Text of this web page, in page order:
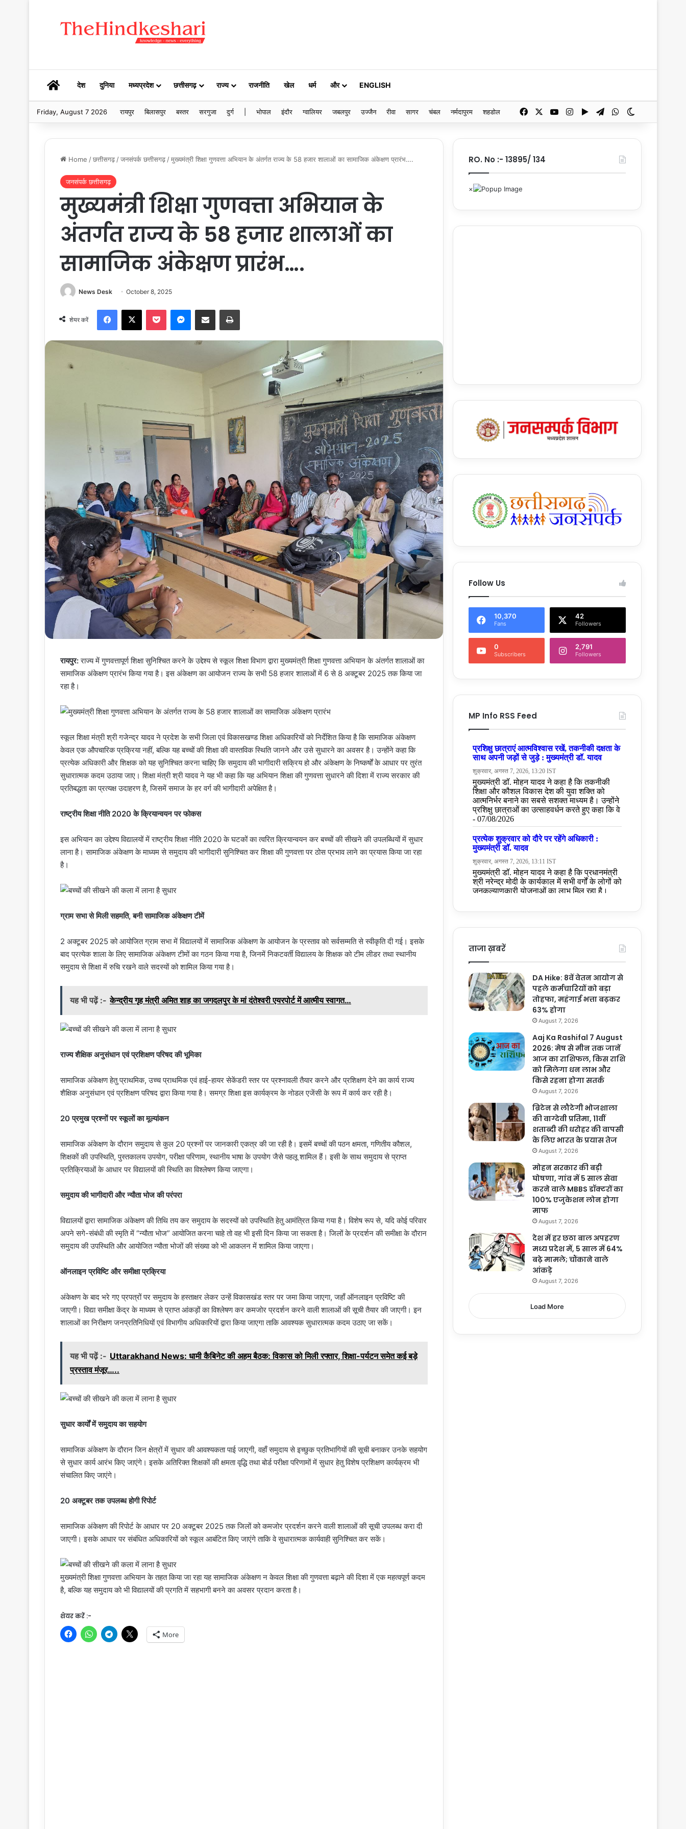
HOMEदेश दुनिया मध्यप्रदेश छत्तीसगढ़ राज्य राजनीति खेल धर्म और ENGLISH
Friday, August 7 2026 रायपुर बिलासपुर बस्तर सरगुजा दुर्ग भोपाल इंदौर ग्वालियर जबलपुर उज्जैन रीवा सागर चंबल नर्मदापुरम शहडोल Facebook YouTubeInstagram
Google Play
TelegramWhatsApp
Home /छत्तीसगढ़ /जनसंपर्क छत्तीसगढ़ /मुख्यमंत्री शिक्षा गुणवत्ता अभियान के अंतर्गत राज्य के 58 हजार शालाओं का सामाजिक अंकेक्षण प्रारंभ….
जनसंपर्क छत्तीसगढ़
मुख्यमंत्री शिक्षा गुणवत्ता अभियान के
अंतर्गत राज्य के 58 हजार शालाओं का
सामाजिक अंकेक्षण प्रारंभ….
News Desk October 8, 2025
शेयर करें
रायपुर:राज्य में गुणवत्तापूर्ण शिक्षा सुनिश्चित करने के उद्देश्य से स्कूल शिक्षा विभाग द्वारा मुख्यमंत्री शिक्षा गुणवत्ता अभियान के अंतर्गत शालाओं का
सामाजिक अंकेक्षण प्रारंभ किया गया है। इस अंकेक्षण का आयोजन राज्य के सभी 58 हजार शालाओं में 6 से 8 अक्टूबर 2025 तक किया जा
रहा है।
स्कूल शिक्षा मंत्री श्री गजेन्द्र यादव ने प्रदेश के सभी जिला एवं विकासखण्ड शिक्षा अधिकारियों को निर्देशित किया है कि सामाजिक अंकेक्षण
केवल एक औपचारिक प्रक्रिया नहीं, बल्कि यह बच्चों की शिक्षा की वास्तविक स्थिति जानने और उसे सुधारने का अवसर है। उन्होंने कहा कि
प्रत्येक अधिकारी और शिक्षक को यह सुनिश्चित करना चाहिए कि समुदाय की भागीदारी सक्रिय हो और अंकेक्षण के निष्कर्षों के आधार पर तुरंत
सुधारात्मक कदम उठाया जाए। शिक्षा मंत्री श्री यादव ने यह भी कहा कि यह अभियान शिक्षा की गुणवत्ता सुधारने की दिशा में राज्य सरकार की
प्रतिबद्धता का प्रत्यक्ष उदाहरण है, जिसमें समाज के हर वर्ग की भागीदारी अपेक्षित है।
राष्ट्रीय शिक्षा नीति 2020 के क्रियान्वयन पर फोकस
इस अभियान का उद्देश्य विद्यालयों में राष्ट्रीय शिक्षा नीति 2020 के घटकों का त्वरित क्रियान्वयन कर बच्चों की सीखने की उपलब्धियों में सुधार
लाना है। सामाजिक अंकेक्षण के माध्यम से समुदाय की भागीदारी सुनिश्चित कर शिक्षा की गुणवत्ता पर ठोस प्रभाव लाने का प्रयास किया जा रहा
है।
ग्राम सभा से मिली सहमति, बनी सामाजिक अंकेक्षण टीमें
2 अक्टूबर 2025 को आयोजित ग्राम सभा में विद्यालयों में सामाजिक अंकेक्षण के आयोजन के प्रस्ताव को सर्वसम्मति से स्वीकृति दी गई। इसके
बाद प्रत्येक शाला के लिए सामाजिक अंकेक्षण टीमों का गठन किया गया है, जिनमें निकटवर्ती विद्यालय के शिक्षक को टीम लीडर तथा स्थानीय
समुदाय से शिक्षा में रुचि रखने वाले सदस्यों को शामिल किया गया है।
यह भी पढ़ें :- केन्द्रीय गृह मंत्री अमित शाह का जगदलपुर के मां दंतेश्वरी एयरपोर्ट में आत्मीय स्वागत…
राज्य शैक्षिक अनुसंधान एवं प्रशिक्षण परिषद की भूमिका
सामाजिक अंकेक्षण हेतु प्राथमिक, उच्च प्राथमिक एवं हाई-हायर सेकेंडरी स्तर पर प्रश्नावली तैयार करने और प्रशिक्षण देने का कार्य राज्य
शैक्षिक अनुसंधान एवं प्रशिक्षण परिषद द्वारा किया गया है। समग्र शिक्षा इस कार्यक्रम के नोडल एजेंसी के रूप में कार्य कर रही है।
20 प्रमुख प्रश्नों पर स्कूलों का मूल्यांकन
सामाजिक अंकेक्षण के दौरान समुदाय से कुल 20 प्रश्नों पर जानकारी एकत्र की जा रही है। इसमें बच्चों की पठन क्षमता, गणितीय कौशल,
शिक्षकों की उपस्थिति, पुस्तकालय उपयोग, परीक्षा परिणाम, स्थानीय भाषा के उपयोग जैसे पहलू शामिल हैं। इसी के साथ समुदाय से प्राप्त
प्रतिक्रियाओं के आधार पर विद्यालयों की स्थिति का विश्लेषण किया जाएगा।
समुदाय की भागीदारी और न्यौता भोज की परंपरा
विद्यालयों द्वारा सामाजिक अंकेक्षण की तिथि तय कर समुदाय के सदस्यों को उपस्थिति हेतु आमंत्रित किया गया है। विशेष रूप से, यदि कोई परिवार
अपने सगे-संबंधी की स्मृति में “न्यौता भोज” आयोजित करना चाहे तो वह भी इसी दिन किया जा सकता है। जिलों के प्रदर्शन की समीक्षा के दौरान
समुदाय की उपस्थिति और आयोजित न्यौता भोजों की संख्या को भी आकलन में शामिल किया जाएगा।
ऑनलाइन प्रविष्टि और समीक्षा प्रक्रिया
अंकेक्षण के बाद भरे गए प्रपत्रों पर समुदाय के हस्ताक्षर लेकर उन्हें विकासखंड स्तर पर जमा किया जाएगा, जहाँ ऑनलाइन प्रविष्टि की
जाएगी। विद्या समीक्षा केंद्र के माध्यम से प्राप्त आंकड़ों का विश्लेषण कर कमजोर प्रदर्शन करने वाली शालाओं की सूची तैयार की जाएगी। इन
शालाओं का निरीक्षण जनप्रतिनिधियों एवं विभागीय अधिकारियों द्वारा किया जाएगा ताकि आवश्यक सुधारात्मक कदम उठाए जा सकें।
यह भी पढ़ें :- Uttarakhand News: धामी कैबिनेट की अहम बैठक: विकास को मिली रफ्तार, शिक्षा-पर्यटन समेत कई बड़े
प्रस्ताव मंजूर…..
सुधार कार्यों में समुदाय का सहयोग
सामाजिक अंकेक्षण के दौरान जिन क्षेत्रों में सुधार की आवश्यकता पाई जाएगी, वहाँ समुदाय से इच्छुक प्रतिभागियों की सूची बनाकर उनके सहयोग
से सुधार कार्य आरंभ किए जाएंगे। इसके अतिरिक्त शिक्षकों की क्षमता वृद्धि तथा बोर्ड परीक्षा परिणामों में सुधार हेतु विशेष प्रशिक्षण कार्यक्रम भी
संचालित किए जाएंगे।
20 अक्टूबर तक उपलब्ध होगी रिपोर्ट
सामाजिक अंकेक्षण की रिपोर्ट के आधार पर 20 अक्टूबर 2025 तक जिलों को कमजोर प्रदर्शन करने वाली शालाओं की सूची उपलब्ध करा दी
जाएगी। इसके आधार पर संबंधित अधिकारियों को स्कूल आबंटित किए जाएंगे ताकि वे सुधारात्मक कार्यवाही सुनिश्चित कर सकें।
मुख्यमंत्री शिक्षा गुणवत्ता अभियान के तहत किया जा रहा यह सामाजिक अंकेक्षण न केवल शिक्षा की गुणवत्ता बढ़ाने की दिशा में एक महत्वपूर्ण कदम
है, बल्कि यह समुदाय को भी विद्यालयों की प्रगति में सहभागी बनने का अवसर प्रदान करता है।
शेयर करें :-
More
RO. No :- 13895/ 134
Follow Us
10,370
Fans
42
Followers
0
Subscribers
2,791
Followers
MP Info RSS Feed
ताजा ख़बरें
DA Hike: 8वें वेतन आयोग से
पहले कर्मचारियों को बड़ा
तोहफा, महंगाई भत्ता बढ़कर
63% होगा
August 7, 2026
Aaj Ka Rashifal 7 August
2026: मेष से मीन तक जानें
आज का राशिफल, किस राशि
को मिलेगा धन लाभ और
किसे रहना होगा सतर्क
August 7, 2026
ब्रिटेन से लौटेगी भोजशाला
की वाग्देवी प्रतिमा, 11वीं
शताब्दी की धरोहर की वापसी
के लिए भारत के प्रयास तेज
August 7, 2026
मोहन सरकार की बड़ी
घोषणा, गांव में 5 साल सेवा
करने वाले MBBS डॉक्टरों का
100% एजुकेशन लोन होगा
माफ
August 7, 2026
देश में हर छठा बाल अपहरण
मध्य प्रदेश में, 5 साल में 64%
बढ़े मामले; चौंकाने वाले
आंकड़े
August 7, 2026
Load More